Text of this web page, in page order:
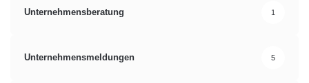
Unternehmensberatung 1
Unternehmensmeldungen 5